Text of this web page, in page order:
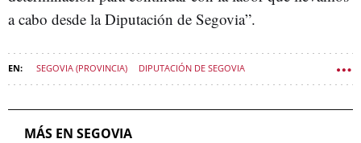
a cabo desde la Diputación de Segovia”.
SEGOVIA (PROVINCIA) DIPUTACIÓN DE SEGOVIA
MÁS EN SEGOVIA